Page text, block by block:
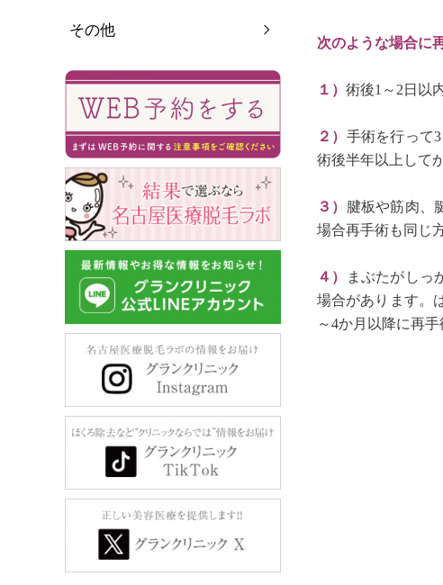
次のような場合に
１） 術後1～2日以
２） 手術を行って
術後半年以上して
３） 腱板や筋肉、
場合再手術も同じ
４）
まぶたがしっ
場合があります。
～4か月以降に再
その他